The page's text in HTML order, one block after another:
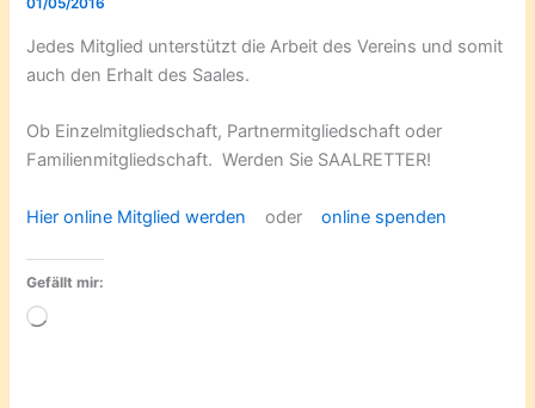
01/05/2016
Jedes Mitglied unterstützt die Arbeit des Vereins und somit
auch den Erhalt des Saales.
Ob Einzelmitgliedschaft, Partnermitgliedschaft oder
Familienmitgliedschaft. Werden Sie SAALRETTER!
Hier online Mitglied werden oderonline spenden
Gefällt mir:
Wird